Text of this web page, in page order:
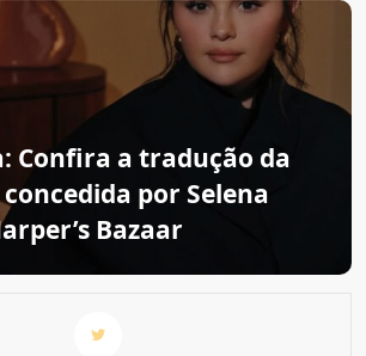
Confira a tradução da
por Selena
Bazaar